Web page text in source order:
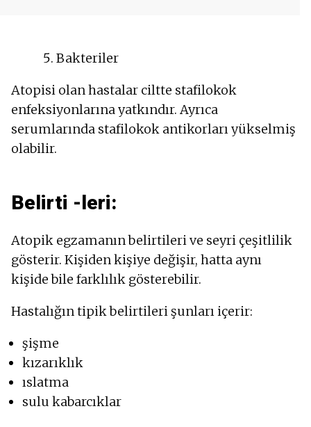
Bakteriler
Atopisi olan hastalar ciltte stafilokok
enfeksiyonlarına yatkındır. Ayrıca
serumlarında stafilokok antikorları yükselmiş
olabilir.
Belirti -leri:
Atopik egzamanın belirtileri ve seyri çeşitlilik
gösterir. Kişiden kişiye değişir, hatta aynı
kişide bile farklılık gösterebilir.
Hastalığın tipik belirtileri şunları içerir:
şişme
kızarıklık
ıslatma
sulu kabarcıklar